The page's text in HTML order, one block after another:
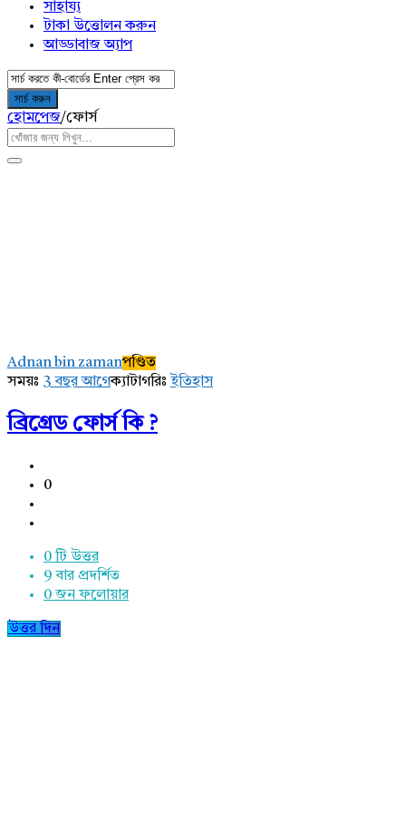
সাহায্য
টাকা উত্তোলন করুন
আড্ডাবাজ অ্যাপ
হোমপেজ/ফোর্স
Latest
প্রশ্ন
Adnan bin zamanপণ্ডিত
সময়ঃ 3 বছর আগেক্যাটাগরিঃ ইতিহাস
ব্রিগ্রেড ফোর্স কি ?
0
0 টি উত্তর
9বার প্রদর্শিত
0 জন ফলোয়ার
উত্তর দিন